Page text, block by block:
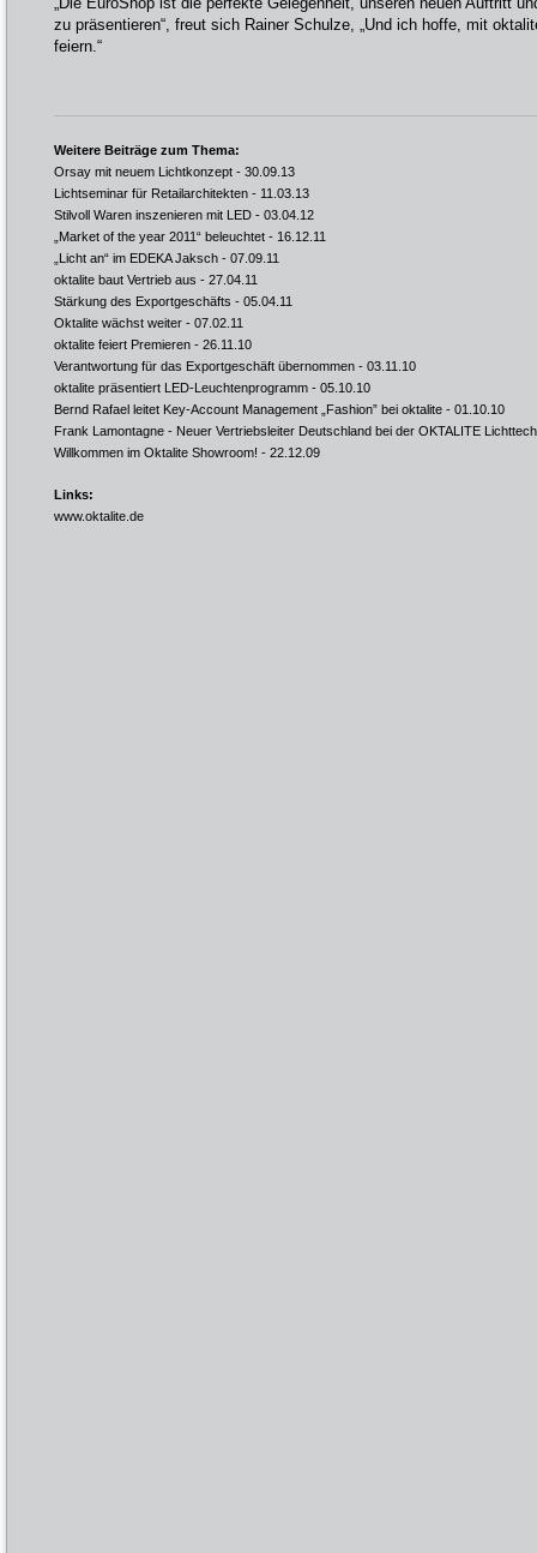
zu präsentieren“, freut sich Rainer Schulze, „Und ich hoffe, mit
feiern.“
Weitere Beiträge zum Thema:
Orsay mit neuem Lichtkonzept - 30.09.13
Lichtseminar für Retailarchitekten - 11.03.13
Stilvoll Waren inszenieren mit LED - 03.04.12
„Market of the year 2011“ beleuchtet - 16.12.11
„Licht an“ im EDEKA Jaksch - 07.09.11
oktalite baut Vertrieb aus - 27.04.11
Stärkung des Exportgeschäfts - 05.04.11
Oktalite wächst weiter - 07.02.11
oktalite feiert Premieren - 26.11.10
Verantwortung für das Exportgeschäft übernommen - 03.11.10
oktalite präsentiert LED-Leuchtenprogramm - 05.10.10
Bernd Rafael leitet Key-Account Management „Fashion” bei oktalite - 01.10.10
Frank Lamontagne - Neuer Vertriebsleiter Deutschland bei der OKTALITE
Willkommen im Oktalite Showroom! - 22.12.09
Links:
www.oktalite.de